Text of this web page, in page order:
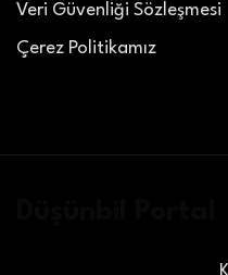
Veri Güvenliği Sözleşmesi
Çerez Politikamız